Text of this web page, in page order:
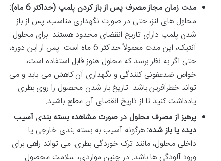
مدت زمان مجاز مصرف پس از باز کردن پلمپ (حداکثر 6 ماه):
محلول های لنز، حتی در صورت نگهداری مناسب، پس از باز
شدن پلمپ دارای تاریخ انقضای محدود هستند. برای محلول
آنتیک، این مدت معمولاً حداکثر 6 ماه است. پس از این دوره،
حتی اگر به نظر برسد که محلول هنوز قابل استفاده است،
خواص ضدعفونی کنندگی و نگهداری آن کاهش می یابد و می
تواند خطرآفرین باشد. تاریخ باز شدن محصول را روی بطری
یادداشت کنید تا از تاریخ انقضای آن مطلع باشید.
پرهیز از مصرف محلول در صورت مشاهده بسته بندی آسیب
دیده یا باز شده: هرگونه آسیب به بسته بندی خارجی یا
داخلی محلول، مانند ترک خوردگی بطری، می تواند راهی برای
ورود آلودگی ها باشد. در چنین مواردی، سلامت محصول